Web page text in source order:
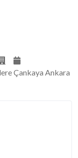
Çankaya Ankara